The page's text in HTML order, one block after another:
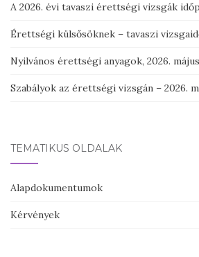
A 2026. évi tavaszi érettségi vizsgák
Érettségi külsősöknek – tavaszi
Nyilvános érettségi anyagok, 2026. május
Szabályok az érettségi vizsgán – 2026.
TEMATIKUS OLDALAK
Alapdokumentumok
Kérvények